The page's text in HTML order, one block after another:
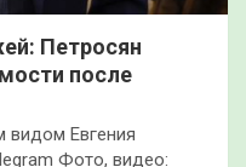
Петросян
после
видом Евгения
Фото, видео: